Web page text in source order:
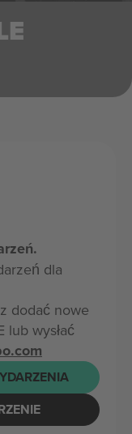
dla
dodać nowe
lub wysłać